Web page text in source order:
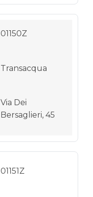
01150Z
Transacqua
Via Dei
Bersaglieri, 45
01151Z